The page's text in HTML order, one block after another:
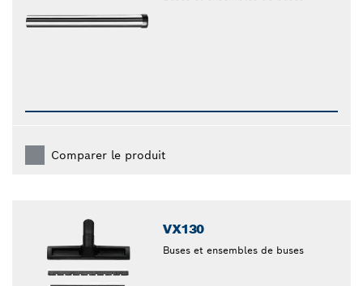
Comparer le produit
VX130
Buses et ensembles de buses